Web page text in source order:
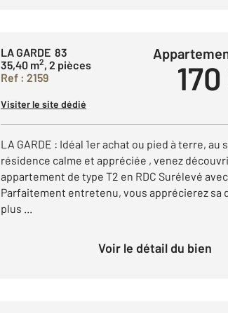
LA GARDE 83
35,40 m2, 2 pièces
Ref : 2159
Visiter le site dédié
LA GARDE : Idéal 1er achat ou pied à terre, au
résidence calme et appréciée , venez
appartement de type T2 en RDC Surélevé
Parfaitement entretenu, vous apprécierez sa
plus ...
Voir le détail du bien